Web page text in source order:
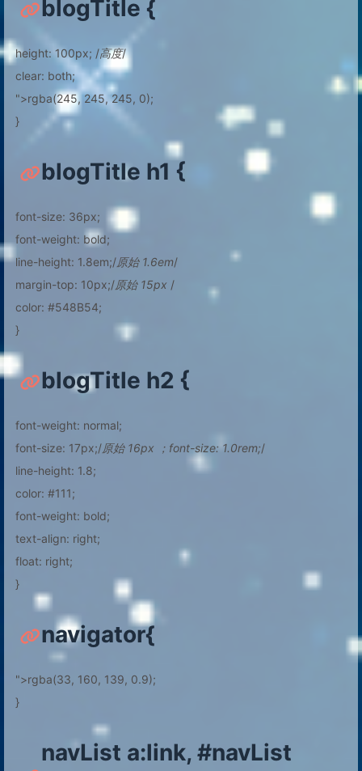
blogTitle {
height: 100px; /高度/
clear: both;
">rgba(245, 245, 245, 0);
}
blogTitle h1 {
font-size: 36px;
font-weight: bold;
line-height: 1.8em;/原始 1.6em/
margin-top: 10px;/原始 15px /
color: #548B54;
}
blogTitle h2 {
font-weight: normal;
font-size: 17px;/原始 16px ；font-size: 1.0rem;/
line-height: 1.8;
color: #111;
font-weight: bold;
text-align: right;
float: right;
}
navigator{
">rgba(33, 160, 139, 0.9);
}
navList a:link, #navList